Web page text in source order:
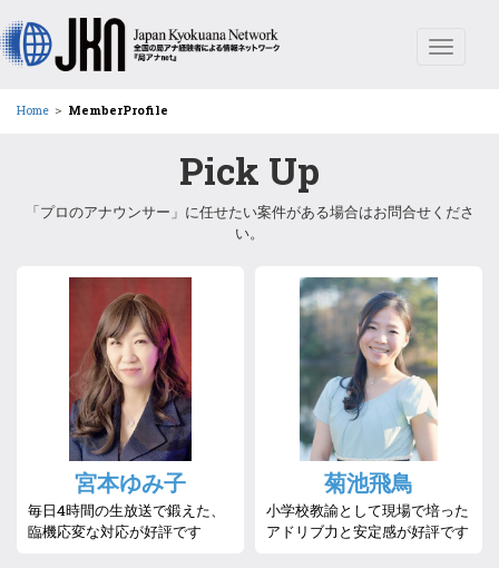
Toggle
Home ＞ MemberProfile
Pick Up
「プロのアナウンサー」に任せたい案件がある場合はお問合せくださ
い。
宮本ゆみ子
毎日4時間の生放送で鍛えた、
臨機応変な対応が好評です
菊池飛鳥
小学校教諭として現場で培った
アドリブ力と安定感が好評です